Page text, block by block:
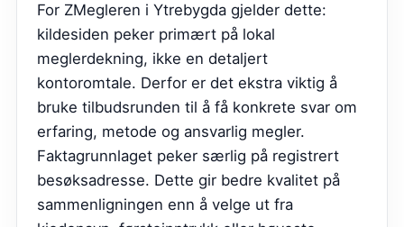
For ZMegleren i Ytrebygda gjelder dette:
kildesiden peker primært på lokal
meglerdekning, ikke en detaljert
kontoromtale. Derfor er det ekstra viktig å
bruke tilbudsrunden til å få konkrete svar om
erfaring, metode og ansvarlig megler.
Faktagrunnlaget peker særlig på registrert
besøksadresse. Dette gir bedre kvalitet på
sammenligningen enn å velge ut fra